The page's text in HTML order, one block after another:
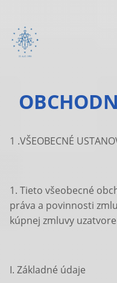
1 .VŠEOBECNÉ
1. Tieto všeobecné
práva a povinnosti
kúpnej zmluvy
I. Základné údaje